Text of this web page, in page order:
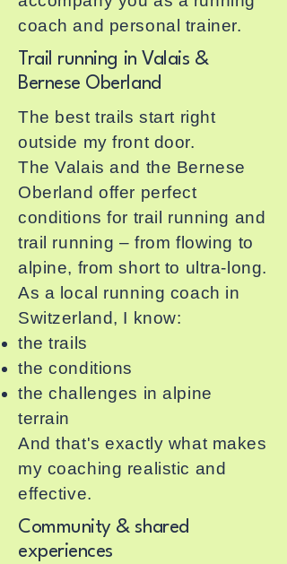
coach and personal trainer.
Trail running in Valais &
Bernese Oberland
The best trails start right
outside my front door.
The Valais and the Bernese
Oberland offer perfect
conditions for trail running and
trail running – from flowing to
alpine, from short to ultra-long.
As a local running coach in
Switzerland, I know:
the trails
the conditions
the challenges in alpine
terrain
And that's exactly what makes
my coaching realistic and
effective.
Community & shared
experiences